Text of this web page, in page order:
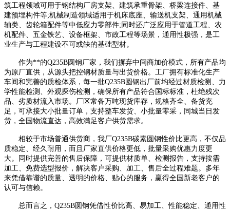
筑工程领域可用于钢结构厂房支架、建筑承重骨架、桥梁连接件、基
建预埋构件等;机械制造领域适用于机床底座、输送机支架、通用机械
轴类、齿轮箱配件等中低应力零部件;同时还广泛应用于管道工程、农
机配件、五金铁艺、设备框架、市政工程等场景，通用性极强，是工
业生产与工程建设不可或缺的基础型材。
作为**的Q235B圆钢厂家，我们摒弃中间商加价模式，所有产品均
为原厂直供，从源头把控钢材质量与出货价格。工厂拥有标准化生产
车间和完善的质检体系，每一批Q235B圆钢出厂前均经过材质检测、力
学性能检测、外观探伤检测，确保所有产品符合国标标准，杜绝残次
品、劣质材流入市场。厂区常备万吨现货库存，规格齐全、备货充
足，可承接大小批量订单，支持整车发货、小批量零采，同城当日发
货，全国物流直达，高效满足客户供货需求。
相较于市场普通供货商，我厂Q235B碳素圆钢性价比更高，不仅品
质稳定、经久耐用，而且厂家直供价格更低，批量采购优惠力度更
大。同时提供完善的售后保障，可提供材质单、检测报告，支持按需
加工、免费选型报价，解决客户采购、加工、售后全过程难题。多年
来凭借靠谱的质量、透明的价格、贴心的服务，赢得全国新老客户的
认可与信赖。
总而言之，Q235B圆钢凭借性价比高、易加工、性能稳定、通用性